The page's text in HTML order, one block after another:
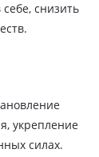
снизить
укрепление
силах.